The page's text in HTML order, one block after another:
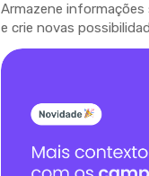
Armazene
e crie novas